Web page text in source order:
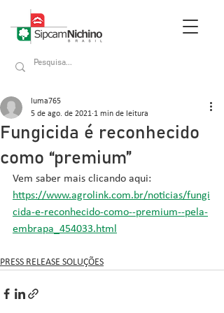
Fungicida é reconhecido
como “premium”
luma765
5 de ago. de 2021 1 min de leitura
Vem saber mais clicando aqui:
https://www.agrolink.com.br/noticias/fungi
cida-e-reconhecido-como--premium--pela-
embrapa_454033.html
PRESS RELEASE SOLUÇÕES